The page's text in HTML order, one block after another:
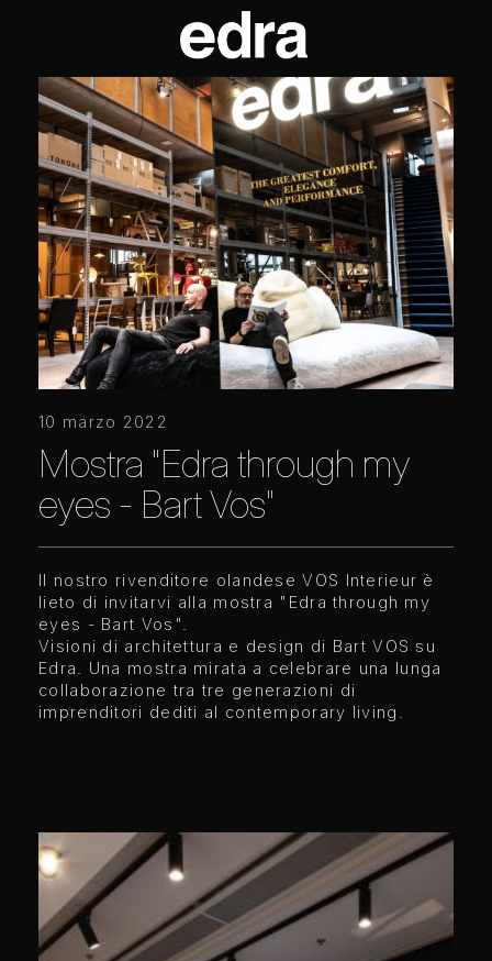
10 marzo 2022
Mostra "Edra through my
eyes - Bart Vos"
Il nostro rivenditore olandese VOS Interieur è
lieto di invitarvi alla mostra "Edra through my
eyes - Bart Vos".
Visioni di architettura e design di Bart VOS su
Edra. Una mostra mirata a celebrare una lunga
collaborazione tra tre generazioni di
imprenditori dediti al contemporary living.